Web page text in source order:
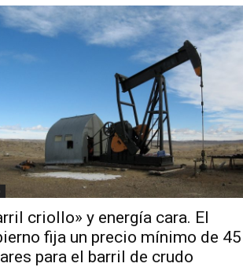
criollo» y energía cara. El
fija un precio mínimo de 45
para el barril de crudo